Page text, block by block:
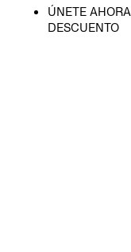
ÚNETE
DESCUENTO